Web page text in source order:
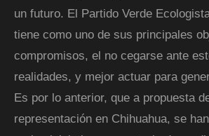
un futuro. El Partido Verde
tiene como uno de sus principales
compromisos, el no cegarse ante
realidades, y mejor actuar para
Es por lo anterior, que a propuesta
representación en Chihuahua, se